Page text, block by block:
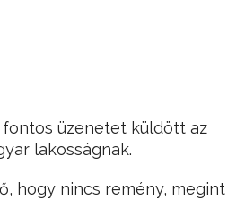
fontos üzenetet küldött az
lakosságnak.
hogy nincs remény, megint